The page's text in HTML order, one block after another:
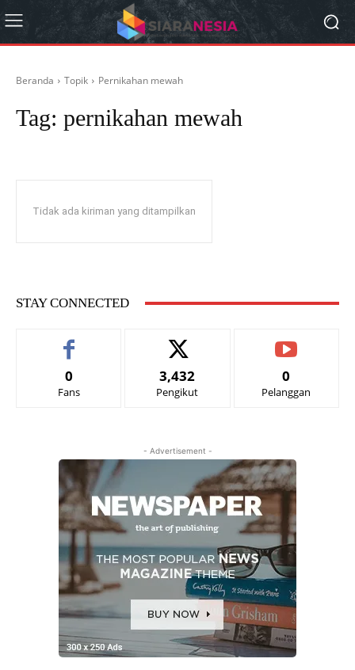
Beranda Topik Pernikahan mewah
Tag: pernikahan mewah
Tidak ada kiriman yang ditampilkan
STAY CONNECTED
0
Fans
3,432
Pengikut
0
Pelanggan
- Advertisement -